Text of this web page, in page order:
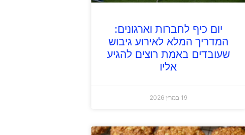
יום כיף לחברות וארגונים:
המדריך המלא לאירוע גיבוש
שעובדים באמת רוצים להגיע
אליו
19 במרץ 2026